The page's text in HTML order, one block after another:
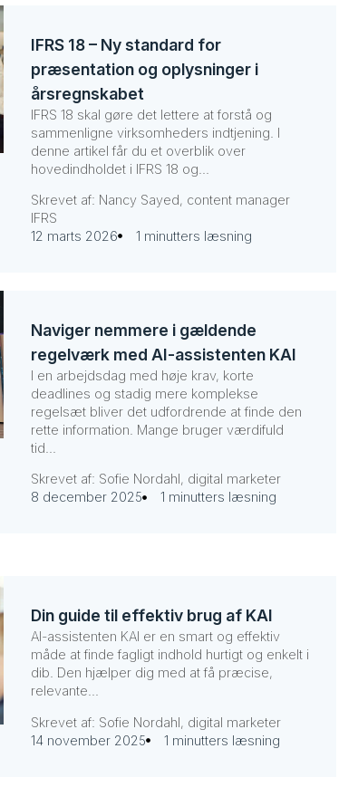
IFRS 18 – Ny standard for
præsentation og oplysninger i
årsregnskabet
IFRS 18 skal gøre det lettere at forstå og
sammenligne virksomheders indtjening. I
denne artikel får du et overblik over
hovedindholdet i IFRS 18 og...
Skrevet af: Nancy Sayed, content manager
IFRS
12 marts 2026
1 minutters læsning
Naviger nemmere i gældende
regelværk med AI-assistenten KAI
I en arbejdsdag med høje krav, korte
deadlines og stadig mere komplekse
regelsæt bliver det udfordrende at finde den
rette information. Mange bruger værdifuld
tid...
Skrevet af: Sofie Nordahl, digital marketer
8 december 2025
1 minutters læsning
Din guide til effektiv brug af KAI
AI-assistenten KAI er en smart og effektiv
måde at finde fagligt indhold hurtigt og enkelt i
dib. Den hjælper dig med at få præcise,
relevante...
Skrevet af: Sofie Nordahl, digital marketer
14 november 2025
1 minutters læsning